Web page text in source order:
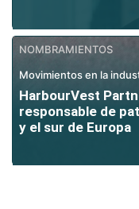
NOMBRAMIENTOS
Movimientos en la
HarbourVest
responsable de
y el sur de Europa